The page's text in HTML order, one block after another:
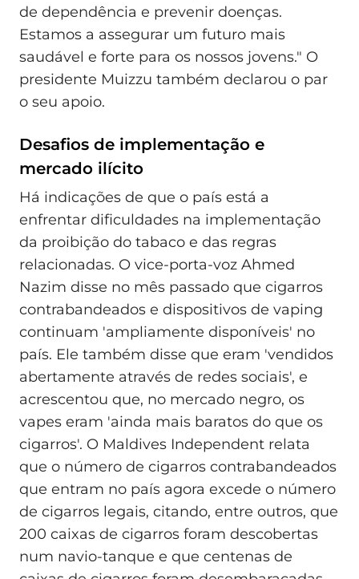
de dependência e prevenir doenças.
Estamos a assegurar um futuro mais
saudável e forte para os nossos jovens." O
presidente Muizzu também declarou o par
o seu apoio.
Desafios de implementação e
mercado ilícito
Há indicações de que o país está a
enfrentar dificuldades na implementação
da proibição do tabaco e das regras
relacionadas. O vice‑porta‑voz Ahmed
Nazim disse no mês passado que cigarros
contrabandeados e dispositivos de vaping
continuam 'ampliamente disponíveis' no
país. Ele também disse que eram 'vendidos
abertamente através de redes sociais', e
acrescentou que, no mercado negro, os
vapes eram 'ainda mais baratos do que os
cigarros'. O Maldives Independent relata
que o número de cigarros contrabandeados
que entram no país agora excede o número
de cigarros legais, citando, entre outros, que
200 caixas de cigarros foram descobertas
num navio-tanque e que centenas de